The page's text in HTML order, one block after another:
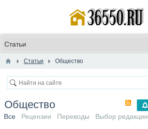
Статьи Общество
Общество
Все Рецензии Переводы Выбор редакции